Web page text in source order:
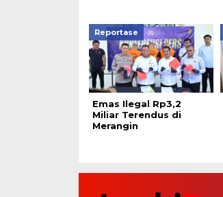
Reportase
Emas Ilegal Rp3,2
Miliar Terendus di
Merangin